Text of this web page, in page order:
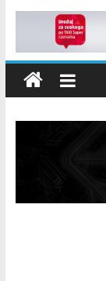
Predsjednica
načelnik Marin
sportsko